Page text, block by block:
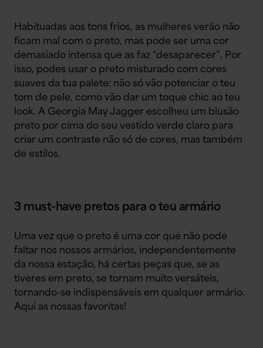
Habituadas aos tons frios, as mulheres verão não
ficam mal com o preto, mas pode ser uma cor
demasiado intensa que as faz “desaparecer”. Por
isso, podes usar o preto misturado com cores
suaves da tua palete: não só vão potenciar o teu
tom de pele, como vão dar um toque chic ao teu
look. A Georgia May Jagger escolheu um blusão
preto por cima do seu vestido verde claro para
criar um contraste não só de cores, mas também
de estilos.
3 must-have pretos para o teu armário
Uma vez que o preto é uma cor que não pode
faltar nos nossos armários, independentemente
da nossa estação, há certas peças que, se as
tiveres em preto, se tornam muito versáteis,
tornando-se indispensáveis em qualquer armário.
Aqui as nossas favoritas!